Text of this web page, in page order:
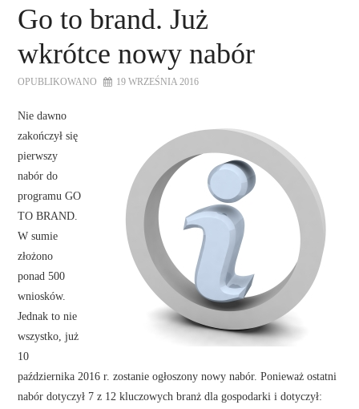
SZKOLENIA
ZADAJ PYTANIE
Go to brand. Już
wkrótce nowy nabór
OPUBLIKOWANO 19 WRZEŚNIA 2016
Nie dawno
zakończył się
pierwszy
nabór do
programu GO
TO BRAND.
W sumie
złożono
ponad 500
wniosków.
Jednak to nie
wszystko, już
10
października 2016 r. zostanie ogłoszony nowy nabór. Ponieważ ostatni
nabór dotyczył 7 z 12 kluczowych branż dla gospodarki i dotyczył: